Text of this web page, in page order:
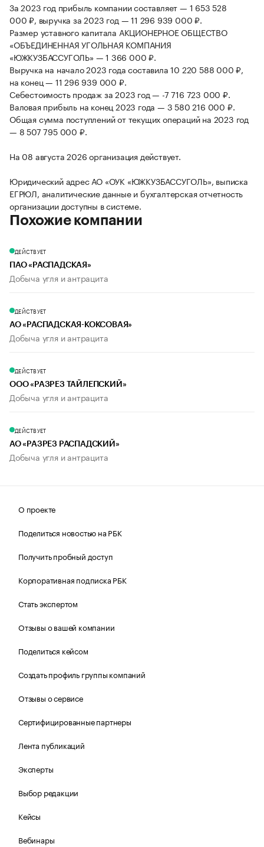
За 2023 год прибыль компании составляет — 1 653 528
000 ₽, выручка за 2023 год — 11 296 939 000 ₽.
Размер уставного капитала АКЦИОНЕРНОЕ ОБЩЕСТВО
«ОБЪЕДИНЕННАЯ УГОЛЬНАЯ КОМПАНИЯ
«ЮЖКУЗБАССУГОЛЬ» — 1 366 000 ₽.
Выручка на начало 2023 года составила 10 220 588 000 ₽,
на конец — 11 296 939 000 ₽.
Себестоимость продаж за 2023 год — -7 716 723 000 ₽.
Валовая прибыль на конец 2023 года — 3 580 216 000 ₽.
Общая сумма поступлений от текущих операций на 2023 год
— 8 507 795 000 ₽.
На 08 августа 2026 организация действует.
Юридический адрес АО «ОУК «ЮЖКУЗБАССУГОЛЬ», выписка
ЕГРЮЛ, аналитические данные и бухгалтерская отчетность
организации доступны в системе.
Похожие компании
ДЕЙСТВУЕТ
ПАО «РАСПАДСКАЯ»
Добыча угля и антрацита
ДЕЙСТВУЕТ
АО «РАСПАДСКАЯ-КОКСОВАЯ»
Добыча угля и антрацита
ДЕЙСТВУЕТ
ООО «РАЗРЕЗ ТАЙЛЕПСКИЙ»
Добыча угля и антрацита
ДЕЙСТВУЕТ
АО «РАЗРЕЗ РАСПАДСКИЙ»
Добыча угля и антрацита
О проекте
Поделиться новостью на РБК
Получить пробный доступ
Корпоративная подписка РБК
Стать экспертом
Отзывы о вашей компании
Поделиться кейсом
Создать профиль группы компаний
Отзывы о сервисе
Сертифицированные партнеры
Лента публикаций
Эксперты
Выбор редакции
Кейсы
Вебинары